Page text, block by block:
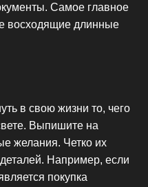
Самое главное
восходящие длинные
в свою жизни то, чего
Выпишите на
желания. Четко их
Например, если
покупка